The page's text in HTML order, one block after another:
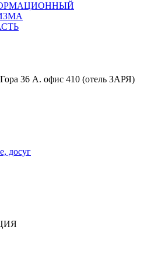
36 А. офис 410 (отель ЗАРЯ)
досуг